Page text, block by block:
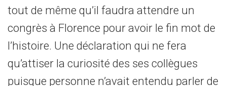
tout de même qu’il faudra attendre un
congrès à Florence pour avoir le fin mot de
l’histoire. Une déclaration qui ne fera
qu’attiser la curiosité des ses collègues
puisque personne n’avait entendu parler de